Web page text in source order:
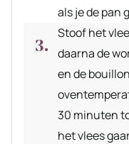
als je de pan
Stoof het
daarna de
en de
30 minuten
het vlees